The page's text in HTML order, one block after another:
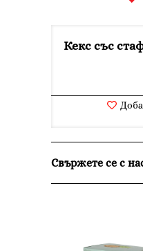
Вход
Регистрация
EN
Кекс със
Свържете се с